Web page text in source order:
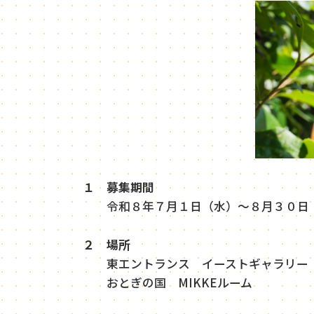
１ 募集期間
令和８年７月１日（水）～８月３０日
２ 場所
東エントランス イーストギャラリー
おとぎの国 MIKKEルーム